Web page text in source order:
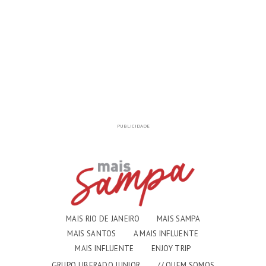
PUBLICIDADE
MAIS RIO DE JANEIRO
MAIS SAMPA
MAIS SANTOS
A MAIS INFLUENTE
MAIS INFLUENTE
ENJOY TRIP